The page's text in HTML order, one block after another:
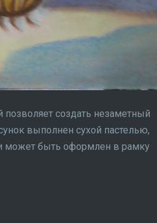
позволяет создать незаметный
выполнен сухой пастелью,
может быть оформлен в рамку